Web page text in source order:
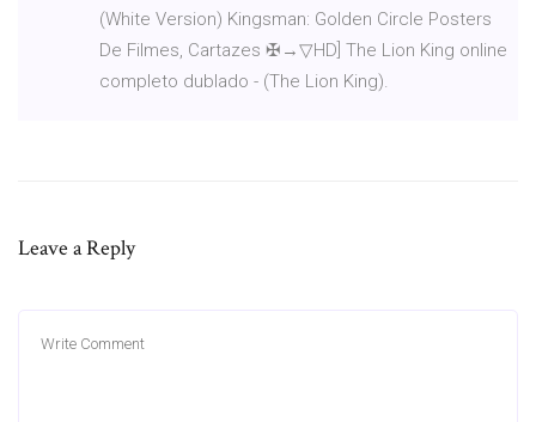
(White Version) Kingsman: Golden Circle Posters
De Filmes, Cartazes ✠→▽HD] The Lion King online
completo dublado - (The Lion King).
Leave a Reply